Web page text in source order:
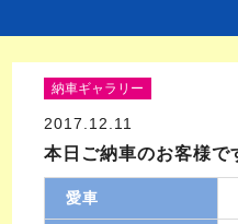
納車ギャラリー
2017.12.11
本日ご納車のお客様
愛車